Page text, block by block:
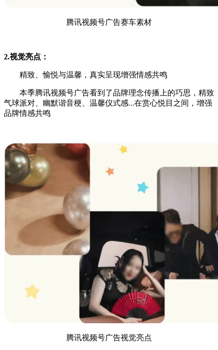
腾讯视频号广告赛车素材
2.视觉亮点：
精致、愉悦与温馨，真实呈现增强情感共鸣
本季腾讯视频号广告看到了品牌理念传播上的巧思，精致
气球派对、幽默谐音梗、温馨仪式感...在赏心悦目之间，增强
品牌情感共鸣
腾讯视频号广告视觉亮点